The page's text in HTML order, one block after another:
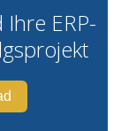
ERP-